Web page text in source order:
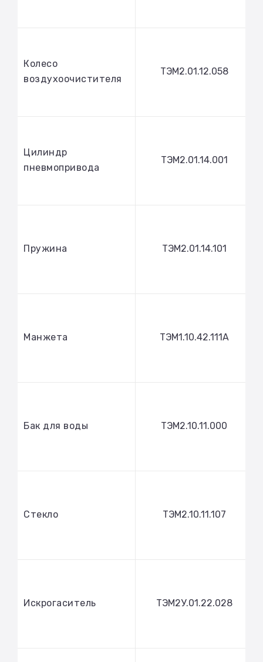
Колесо
воздухоочистителя
ТЭМ2.01.12.058
Цилиндр
пневмопривода
ТЭМ2.01.14.001
Пружина ТЭМ2.01.14.101
Манжета ТЭМ1.10.42.111А
Бак для воды ТЭМ2.10.11.000
Стекло ТЭМ2.10.11.107
Искрогаситель ТЭМ2У.01.22.028